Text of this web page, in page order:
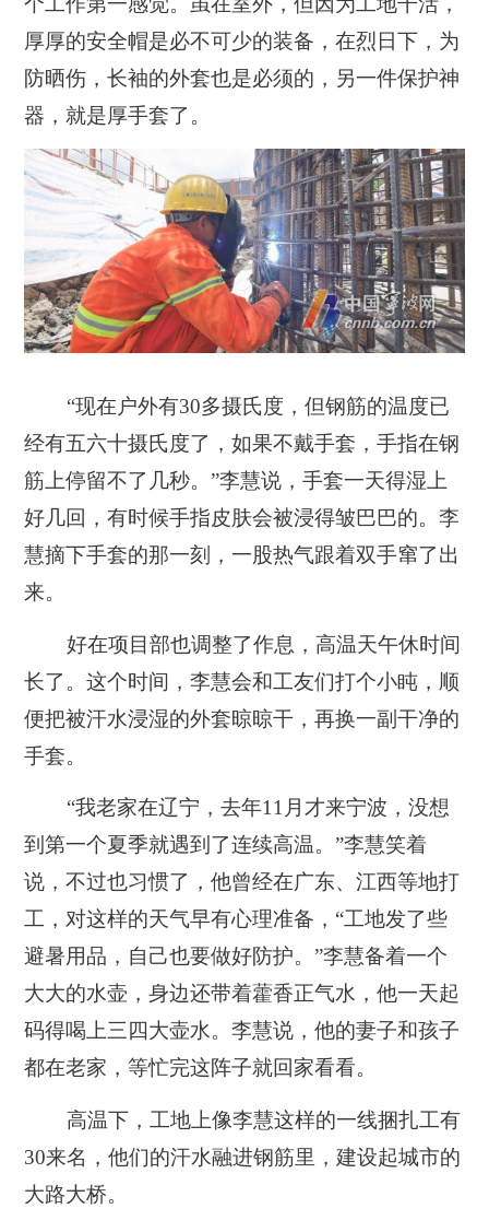
厚厚的安全帽是必不可少的装备，在烈日下，为
防晒伤，长袖的外套也是必须的，另一件保护神
器，就是厚手套了。
“现在户外有30多摄氏度，但钢筋的温度已
经有五六十摄氏度了，如果不戴手套，手指在钢
筋上停留不了几秒。”李慧说，手套一天得湿上
好几回，有时候手指皮肤会被浸得皱巴巴的。李
慧摘下手套的那一刻，一股热气跟着双手窜了出
来。
好在项目部也调整了作息，高温天午休时间
长了。这个时间，李慧会和工友们打个小盹，顺
便把被汗水浸湿的外套晾晾干，再换一副干净的
手套。
“我老家在辽宁，去年11月才来宁波，没想
到第一个夏季就遇到了连续高温。”李慧笑着
说，不过也习惯了，他曾经在广东、江西等地打
工，对这样的天气早有心理准备，“工地发了些
避暑用品，自己也要做好防护。”李慧备着一个
大大的水壶，身边还带着藿香正气水，他一天起
码得喝上三四大壶水。李慧说，他的妻子和孩子
都在老家，等忙完这阵子就回家看看。
高温下，工地上像李慧这样的一线捆扎工有
30来名，他们的汗水融进钢筋里，建设起城市的
大路大桥。